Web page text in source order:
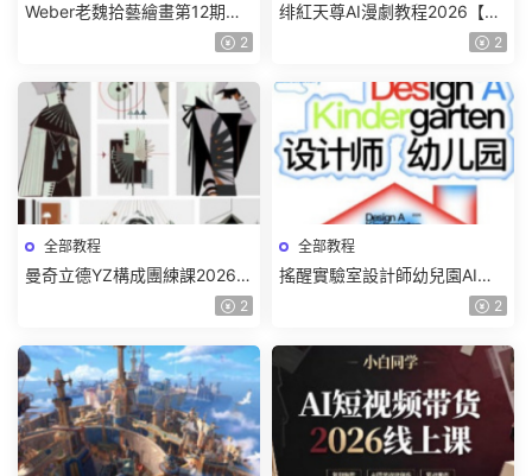
Weber老魏拾藝繪畫第12期角
色特訓班【畫質不錯隻有視
2
绯紅天尊AI漫劇教程2026【畫
2
全部教程
曼奇立德YZ構成團練課2026年
8月已結課【畫質高清有課件】
2
全部教程
搖醒實驗室設計師幼兒園AI軟
件基礎課2025【畫質不錯有素
2